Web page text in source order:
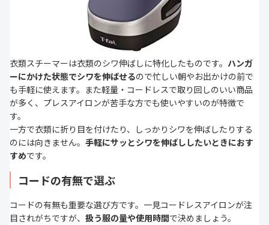
衣類スチーマーは衣類のシワ伸ばしに特化したものです。 ハンガ
ーにかけた状態でシワを伸ばせるので忙しい朝やお出かけの前で
も手軽に使えます。また軽量・コードレスで取り回しのいい商品
が多く、プレスアイロンが苦手な方でも使いやすいのが特徴で
す。
一方で衣類に折り目を付けたり、しっかりシワを伸ばしたりする
のには向きません。 手軽にサッとシワを伸ばししたいときにおす
すめです。
コードの有無で選ぶ
コードの有無も重要な選び方です。一見コードレスアイロンが注
目されがちですが、 扱う服の量や使用時間で決めましょう。